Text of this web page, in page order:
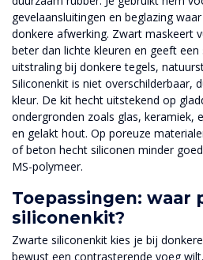
gevelaansluitingen en beglazing
donkere afwerking. Zwart maskeert
beter dan lichte kleuren en geeft
uitstraling bij donkere tegels,
Siliconenkit is niet overschilderbaar,
kleur. De kit hecht uitstekend op
ondergronden zoals glas, keramiek,
en gelakt hout. Op poreuze
of beton hecht siliconen minder
MS-polymeer.
Toepassingen: waar
siliconenkit?
Zwarte siliconenkit kies je bij
bewust een contrasterende voeg